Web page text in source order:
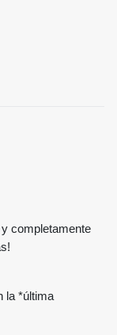
completamente
la *última